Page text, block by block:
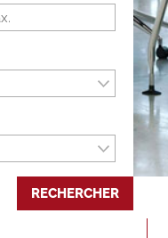
RECHERCHER